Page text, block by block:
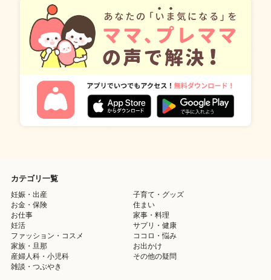
カテゴリ一覧
妊娠・出産
子育て・グッズ
お金・保険
住まい
お仕事
家事・料理
妊活
サプリ・健康
ファッション・コスメ
ココロ・悩み
家族・旦那
お出かけ
産婦人科・小児科
その他の疑問
雑談・つぶやき